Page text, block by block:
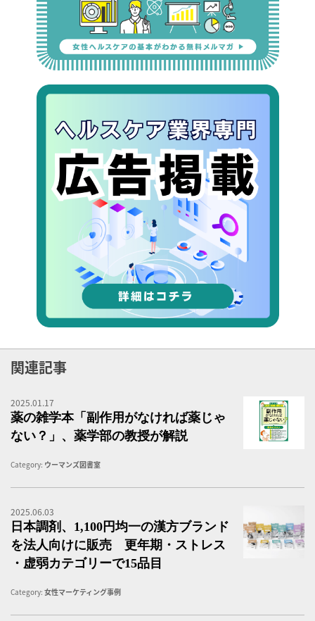
関連記事
2025.01.17
薬の雑学本「副作用がなければ薬じゃ
ない？」、薬学部の教授が解説
Category: ウーマンズ図書室
2025.06.03
日本調剤、1,100円均一の漢方ブランド
を法人向けに販売 更年期・ストレス
・虚弱カテゴリーで15品目
Category: 女性マーケティング事例